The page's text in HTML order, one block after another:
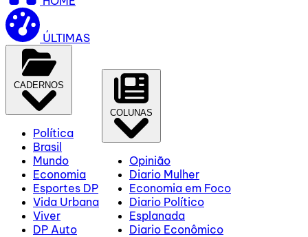
ÚLTIMAS
CADERNOS
Política
Brasil
Mundo
Economia
Esportes DP
Vida Urbana
Viver
DP Auto
COLUNAS
Opinião
Diario Mulher
Economia em Foco
Diario Político
Esplanada
Diario Econômico